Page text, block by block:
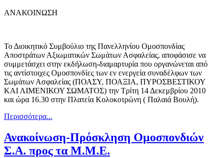
ΑΝΑΚΟΙΝΩΣΗ
Το Διοικητικό Συμβούλιο της Πανελληνίου Ομοσπονδίας
Αποστράτων Αξιωματικών Σωμάτων Ασφαλείας, αποφάσισε να
συμμετάσχει στην εκδήλωση-διαμαρτυρία που οργανώνεται από
τις αντίστοιχες Ομοσπονδίες των εν ενεργεία συναδέλφων των
Σωμάτων Ασφαλείας (ΠΟΑΣΥ, ΠΟΑΞΙΑ, ΠΥΡΟΣΒΕΣΤΙΚΟΥ
ΚΑΙ ΛΙΜΕΝΙΚΟΥ ΣΩΜΑΤΟΣ) την Τρίτη 14 Δεκεμβρίου 2010
και ώρα 16.30 στην Πλατεία Κολοκοτρώνη ( Παλαιά Βουλή).
Περισσότερα...
Ανακοίνωση-Πρόσκληση Ομοσπονδιών
Σ.Α. προς τα Μ.Μ.Ε.